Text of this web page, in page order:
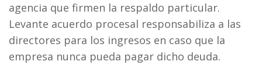
agencia que firmen la respaldo particular.
Levante acuerdo procesal responsabiliza a las
directores para los ingresos en caso que la
empresa nunca pueda pagar dicho deuda.